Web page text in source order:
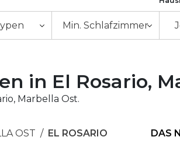
Min. Schlafzimmer
in El Rosario,
Marbella Ost.
OST EL ROSARIO DAS